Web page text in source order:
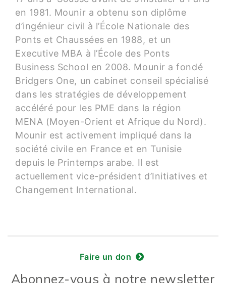
en 1981. Mounir a obtenu son diplôme
d’ingénieur civil à l’École Nationale des
Ponts et Chaussées en 1988, et un
Executive MBA à l’École des Ponts
Business School en 2008. Mounir a fondé
Bridgers One, un cabinet conseil spécialisé
dans les stratégies de développement
accéléré pour les PME dans la région
MENA (Moyen-Orient et Afrique du Nord).
Mounir est activement impliqué dans la
société civile en France et en Tunisie
depuis le Printemps arabe. Il est
actuellement vice-président d’Initiatives et
Changement International.
Faire un don
Abonnez-vous à notre newsletter